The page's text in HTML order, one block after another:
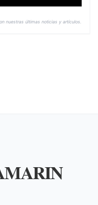
nuestras últimas noticias y artículos.